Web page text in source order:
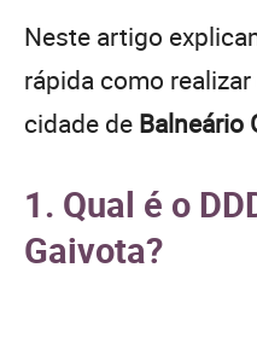
Neste artigo
rápida como
cidade de Balneário
1. Qual é o
Gaivota?